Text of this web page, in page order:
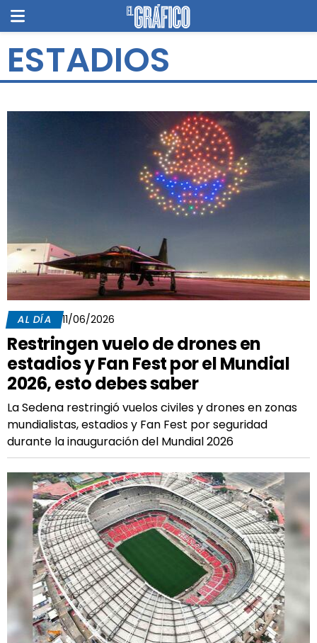
ESTADIOS
AL DÍA 11/06/2026
Restringen vuelo de drones en
estadios y Fan Fest por el Mundial
2026, esto debes saber
La Sedena restringió vuelos civiles y drones en zonas
mundialistas, estadios y Fan Fest por seguridad
durante la inauguración del Mundial 2026